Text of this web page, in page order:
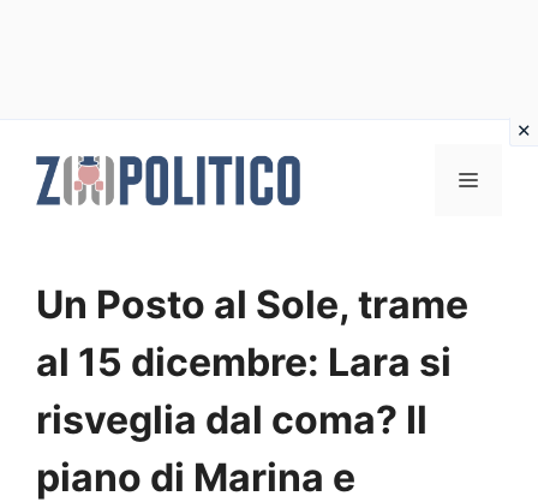
MENU
Un Posto al Sole, trame
al 15 dicembre: Lara si
risveglia dal coma? Il
piano di Marina e